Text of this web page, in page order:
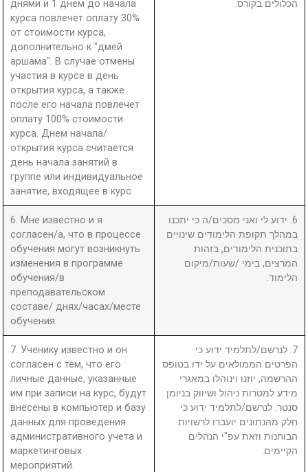
днями и 1 днем до начала
курса повлечет оплату 30%
от стоимости курса,
дополнительно к "дмей
аршама". В случае отмены
участия в курсе в день
открытия курса, а также
после его начала повлечет
оплату 100% стоимости
курса. Днем начала/
открытия курса считается
день начала занятий в
группе или индивидуальное
занятие, входящее в курс.
הכלולים בקורס.
6. Мне известно и я
согласен/а, что в процессе
обучения могут возникнуть
изменения в программе
обучения/в
преподавательском
составе/ днях/часах/месте
обучения.
6. ידוע לי ואני מסכים/ה כי יתכנו
במהלך תקופת הלימודים שינויים
בתוכנית הלימודים, בזהות
המרצים, בימי /שעות/מיקום
הלימוד.
7. Ученику известно и он
согласен с тем, что его
личные данные, указанные
им при записи на курс, будут
внесены в компьютер и базу
данных для проведения
административного учета и
маркетинговых
мероприятий.
7. לנרשם/לתלמיד ידוע כי
הפרטים הממולאים על ידו בטופס
ההרשמה, יוזנו וינוהלו במאגרי
מידע למטרות ניהול ושיווק בניומן
סנטר. לנרשם/לתלמיד ידוע כי
חלק מהנתונים יועברו לרשויות
הבוחנות וזאת עפ"י הנהלים
הקיימים.